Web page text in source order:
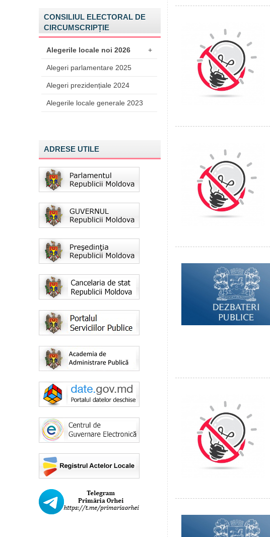
CONSILIUL ELECTORAL DE
CIRCUMSCRIPȚIE
Alegerile locale noi 2026 +
Alegeri parlamentare 2025
Alegeri prezidențiale 2024
Alegerile locale generale 2023
ADRESE UTILE